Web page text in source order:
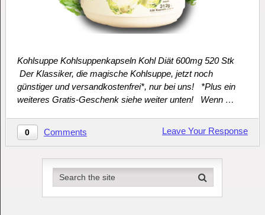
Kohlsuppe Kohlsuppenkapseln Kohl Diät 600mg 520 Stk
Der Klassiker, die magische Kohlsuppe, jetzt noch
günstiger und versandkostenfrei*, nur bei uns! *Plus ein
weiteres Gratis-Geschenk siehe weiter unten! Wenn …
0 Comments Leave Your Response